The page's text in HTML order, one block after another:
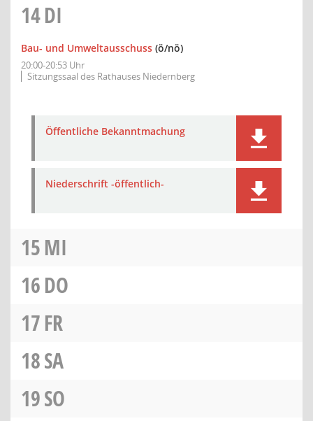
14DI
Bau- und Umweltausschuss (ö/nö)
20:00-20:53 Uhr
Sitzungssaal des Rathauses Niedernberg
Öffentliche Bekanntmachung
Niederschrift -öffentlich-
15MI
16DO
17FR
18SA
19SO